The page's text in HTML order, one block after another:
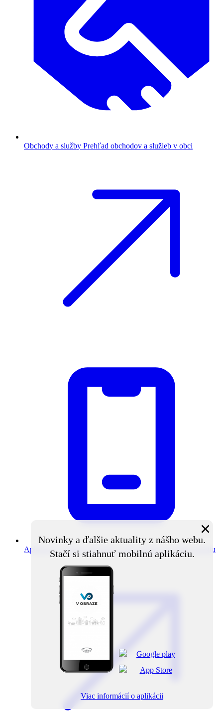
Obchody a služby Prehľad obchodov a služieb v obci
Aplikácia V obraze Novinky z obce priamo do vášho mobilu
Novinky a ďalšie aktuality z nášho webu.
Stačí si stiahnuť mobilnú aplikáciu.
×
Viac informácií o aplikácii